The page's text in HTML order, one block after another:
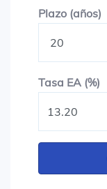
Plazo (años)
Tasa EA (%)